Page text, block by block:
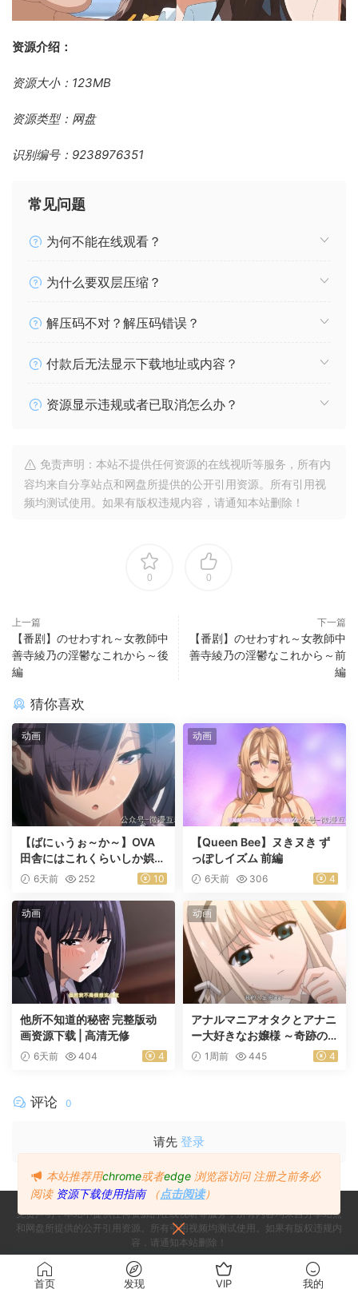
资源介绍：
资源大小：123MB
资源类型：网盘
识别编号：9238976351
常见问题
为何不能在线观看？
为什么要双层压缩？
解压码不对？解压码错误？
付款后无法显示下载地址或内容？
资源显示违规或者已取消怎么办？
免责声明：本站不提供任何资源的在线视听等服务，所有内
容均来自分享站点和网盘所提供的公开引用资源。所有引用视
频均测试使用。如果有版权违规内容，请通知本站删除！
0 0
上一篇
【番剧】のせわすれ～女教師中
善寺綾乃の淫鬱なこれから～後
編
下一篇
【番剧】のせわすれ～女教師中
善寺綾乃の淫鬱なこれから～前
編
猜你喜欢
动画
【ばにぃうぉ～か～】OVA
田舎にはこれくらいしか娯楽
がない ＃1乡下几乎没有娱乐
6天前 252 10
动画
【Queen Bee】ヌきヌき ず
っぽしイズム 前編
6天前 306 4
动画
他所不知道的秘密 完整版动
画资源下载 | 高清无修
6天前 404 4
动画
アナルマニアオタクとアナニ
ー大好きなお嬢様 ～奇跡の
マッチング～ 前編
1周前 445 4
评论 0
请先 登录
免责声明：本站不提供任何资源的在线视听等服务，所有内容均来自分享站点
和网盘所提供的公开引用资源。所有引用视频均测试使用。如果有版权违规内
容，请通知本站删除！
Copyright © 2024 Since 2024, Build with ♥ 萌番 - All rights reserved
首页 发现 VIP 我的
本站推荐用chrome或者edge 浏览器访问 注册之前务必
阅读 资源下载使用指南 （点击阅读）